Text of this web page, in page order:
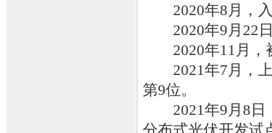
2020年8月，入
2020年9月22日
2020年11月，
2021年7月，上
第9位。
2021年9月8日
分布式光伏开发试